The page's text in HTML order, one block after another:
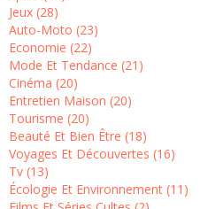
Jeux (28)
Auto-Moto (23)
Economie (22)
Mode Et Tendance (21)
Cinéma (20)
Entretien Maison (20)
Tourisme (20)
Beauté Et Bien Être (18)
Voyages Et Découvertes (16)
Tv (13)
Écologie Et Environnement (11)